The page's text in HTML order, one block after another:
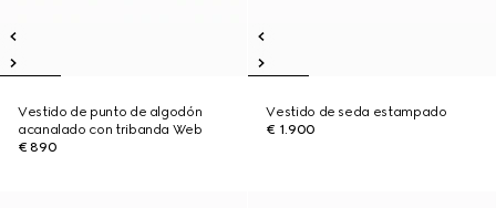
Vestido de punto de algodón
acanalado con tribanda Web
€ 890
Vestido de seda estampado
€ 1.900